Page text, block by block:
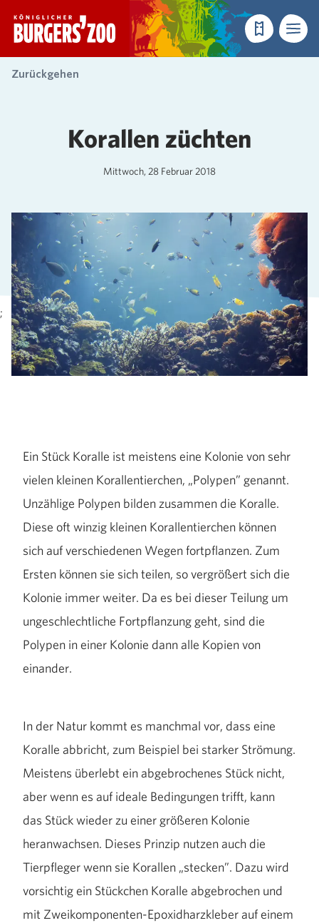
- Startseite
Reservieren
Menü
Zurückgehen
;
Korallen züchten
Mittwoch, 28 Februar 2018
Ein Stück Koralle ist meistens eine Kolonie von sehr
vielen kleinen Korallentierchen, „Polypen” genannt.
Unzählige Polypen bilden zusammen die Koralle.
Diese oft winzig kleinen Korallentierchen können
sich auf verschiedenen Wegen fortpflanzen. Zum
Ersten können sie sich teilen, so vergrößert sich die
Kolonie immer weiter. Da es bei dieser Teilung um
ungeschlechtliche Fortpflanzung geht, sind die
Polypen in einer Kolonie dann alle Kopien von
einander.
In der Natur kommt es manchmal vor, dass eine
Koralle abbricht, zum Beispiel bei starker Strömung.
Meistens überlebt ein abgebrochenes Stück nicht,
aber wenn es auf ideale Bedingungen trifft, kann
das Stück wieder zu einer größeren Kolonie
heranwachsen. Dieses Prinzip nutzen auch die
Tierpfleger wenn sie Korallen „stecken”. Dazu wird
vorsichtig ein Stückchen Koralle abgebrochen und
mit Zweikomponenten-Epoxidharzkleber auf einem